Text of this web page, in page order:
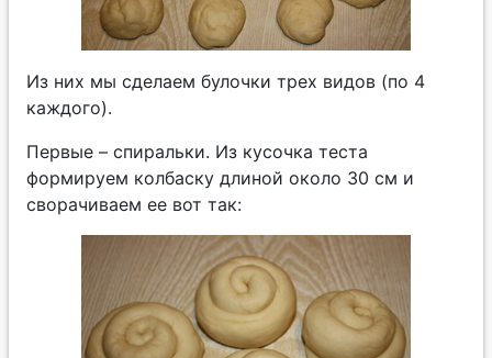
Из них мы сделаем булочки трех видов (по 4
каждого).
Первые – спиральки. Из кусочка теста
формируем колбаску длиной около 30 см и
сворачиваем ее вот так: